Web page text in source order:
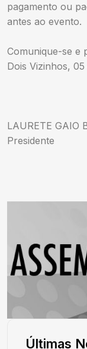
pagamento ou
antes ao evento.
Comunique-se e
Dois Vizinhos,
LAURETE GAIO
Presidente
Últimas